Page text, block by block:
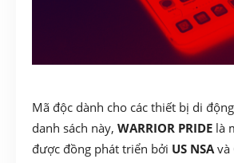
Mã độc dành cho các thiết bị di
danh sách này, WARRIOR PRIDE là
được đồng phát triển bởi US NSA và